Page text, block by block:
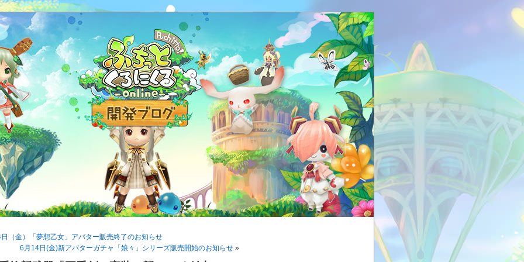
（金）「夢想乙女」アバター販売終了のお知らせ
6月14日(金)新アバターガチャ「娘々」シリーズ販売開始のお知らせ »